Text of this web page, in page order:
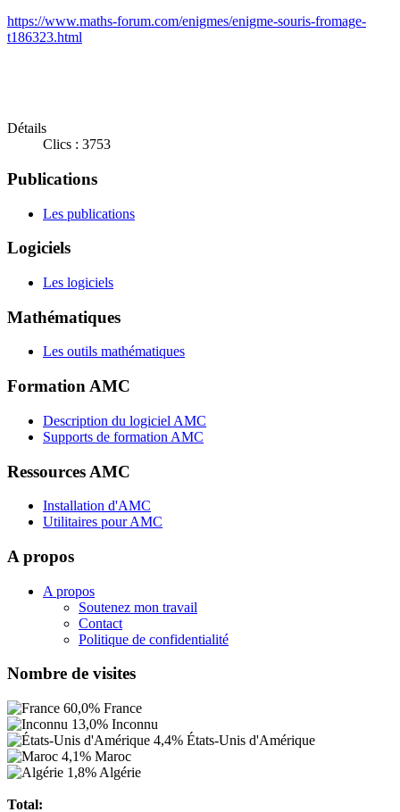
https://www.maths-forum.com/enigmes/enigme-souris-fromage-
t186323.html
Détails
Clics : 3753
Publications
Les publications
Logiciels
Les logiciels
Mathématiques
Les outils mathématiques
Formation AMC
Description du logiciel AMC
Supports de formation AMC
Ressources AMC
Installation d'AMC
Utilitaires pour AMC
A propos
A propos
Soutenez mon travail
Contact
Politique de confidentialité
Nombre de visites
60,0% France
13,0% Inconnu
4,4% États-Unis d'Amérique
4,1% Maroc
1,8% Algérie
Total: